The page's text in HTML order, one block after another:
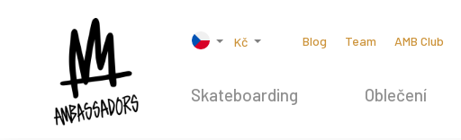
Kč Blog Team AMB Club
Skateboarding Oblečení